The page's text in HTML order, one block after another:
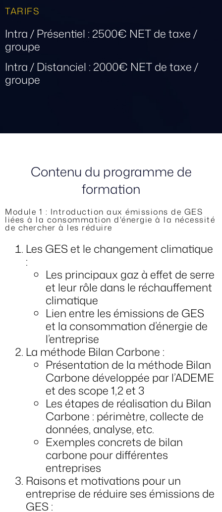
TARIFS
Intra / Présentiel : 2500€ NET de taxe /
groupe
Intra / Distanciel : 2000€ NET de taxe /
groupe
Contenu du programme de
formation
Module 1 : Introduction aux émissions de GES
liées à la consommation d'énergie à la nécessité
de chercher à les réduire
Les GES et le changement climatique
:
Les principaux gaz à effet de serre
et leur rôle dans le réchauffement
climatique
Lien entre les émissions de GES
et la consommation d’énergie de
l’entreprise
La méthode Bilan Carbone :
Présentation de la méthode Bilan
Carbone développée par l’ADEME
et des scope 1,2 et 3
Les étapes de réalisation du Bilan
Carbone : périmètre, collecte de
données, analyse, etc.
Exemples concrets de bilan
carbone pour différentes
entreprises
Raisons et motivations pour un
entreprise de réduire ses émissions de
GES :